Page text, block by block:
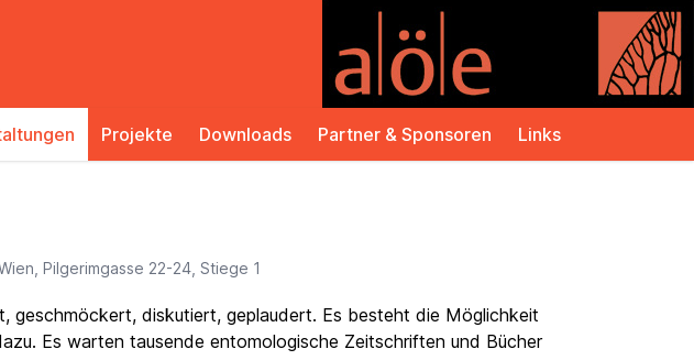
Projekte Downloads Partner & Sponsoren Links
Pilgerimgasse 22-24, Stiege 1
geschmöckert, diskutiert, geplaudert. Es besteht die Möglichkeit
Es warten tausende entomologische Zeitschriften und Bücher